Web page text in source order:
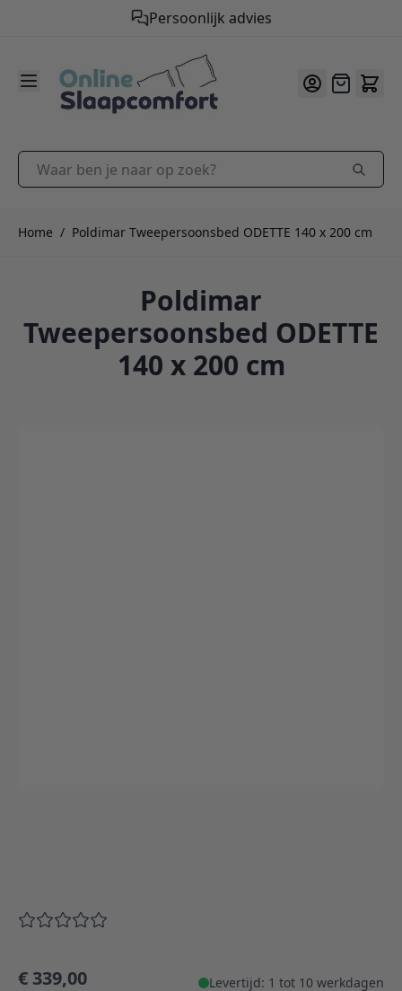
Persoonlijk advies
9.2/10
Offerte
Waar ben je naar op zoek?
Home / Poldimar Tweepersoonsbed ODETTE 140 x 200 cm
Poldimar
Tweepersoonsbed ODETTE
140 x 200 cm
€ 339,00 Levertijd: 1 tot 10 werkdagen